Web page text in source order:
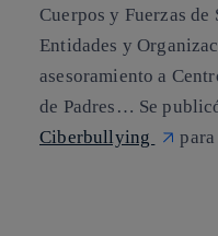
Cuerpos y Fuerzas
Entidades y
asesoramiento a
de Padres… Se
Ciberbullying